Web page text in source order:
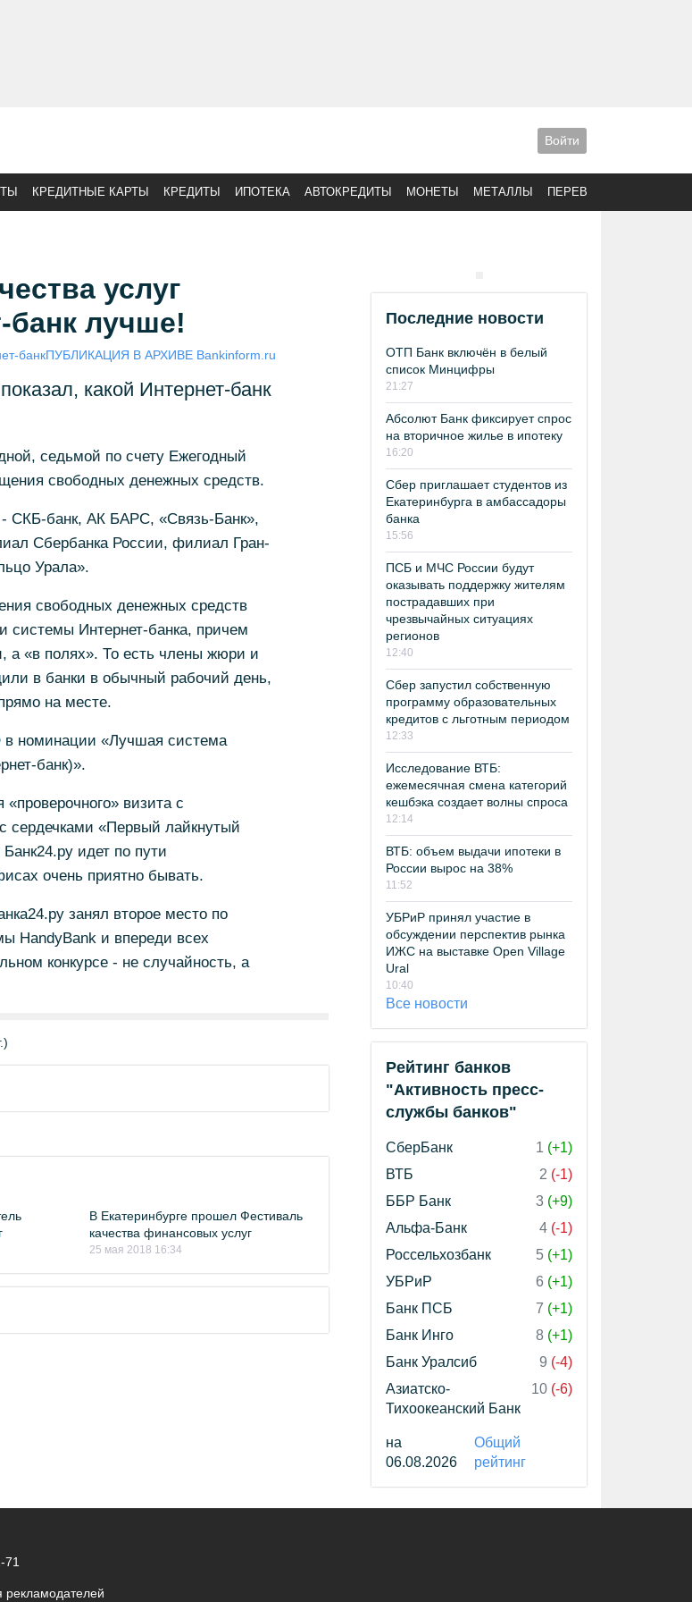
Войти
КРЕДИТНЫЕ КАРТЫ КРЕДИТЫ ИПОТЕКА АВТОКРЕДИТЫ МОНЕТЫ МЕТАЛЛЫ ПЕРЕВОДЫ
услуг
банк лучше!
банкПУБЛИКАЦИЯ В АРХИВЕ Bankinform.ru
какой Интернет-банк
седьмой по счету Ежегодный
свободных денежных средств.
СКБ-банк, АК БАРС, «Связь-Банк»,
Сбербанка России, филиал Гран-
Урала».
свободных денежных средств
системы Интернет-банка, причем
а «в полях». То есть члены жюри и
в банки в обычный рабочий день,
на месте.
номинации «Лучшая система
банк)».
визита с
сердечками «Первый лайкнутый
идет по пути
очень приятно бывать.
занял второе место по
HandyBank и впереди всех
конкурсе - не случайность, а
В Екатеринбурге прошел Фестиваль
качества финансовых услуг
25 мая 2018 16:34
Последние новости
ОТП Банк включён в белый
список Минцифры
21:27
Абсолют Банк фиксирует спрос
на вторичное жилье в ипотеку
16:20
Сбер приглашает студентов из
Екатеринбурга в амбассадоры
банка
15:56
ПСБ и МЧС России будут
оказывать поддержку жителям
пострадавших при
чрезвычайных ситуациях
регионов
12:40
Сбер запустил собственную
программу образовательных
кредитов с льготным периодом
12:33
Исследование ВТБ:
ежемесячная смена категорий
кешбэка создает волны спроса
12:14
ВТБ: объем выдачи ипотеки в
России вырос на 38%
11:52
УБРиР принял участие в
обсуждении перспектив рынка
ИЖС на выставке Open Village
Ural
10:40
Все новости
Рейтинг банков
"Активность пресс-
службы банков"
СберБанк 1 (+1)
ВТБ
2 (-1)
ББР Банк
3 (+9)
Альфа-Банк
4 (-1)
Россельхозбанк
5 (+1)
УБРиР
6 (+1)
Банк ПСБ
7 (+1)
Банк Инго
8 (+1)
Банк Уралсиб
9 (-4)
Азиатско-
Тихоокеанский Банк
10 (-6)
на
06.08.2026
Общий
рейтинг
71
рекламодателей